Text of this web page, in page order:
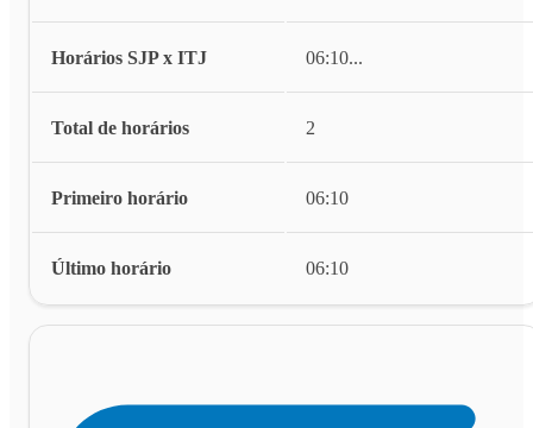
Horários SJP x ITJ 06:10...
Total de horários 2
Primeiro horário 06:10
Último horário 06:10